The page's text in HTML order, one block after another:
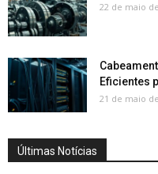
22 de maio
Eficientes
21 de maio
Últimas Notícias